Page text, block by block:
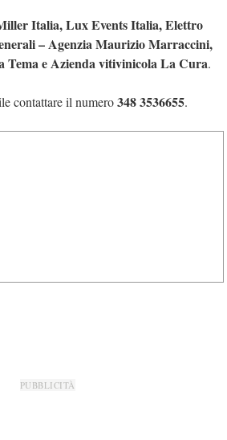
Italia, Lux Events Italia, Elettro
– Agenzia Maurizio Marraccini,
Tema e Azienda vitivinicola La Cura.
contattare il numero348 3536655.
PUBBLICITÀ